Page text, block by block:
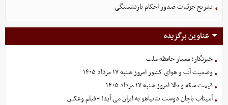
تشریح جزئیات صدور احکام بازنشستگی
عناوین برگزیده
خبرنگار؛ معمار حافظه ملت
وضعیت آب و هوای کشور امروز شنبه ۱۷ مرداد ۱۴۰۵
قیمت سکه و طلا امروز شنبه ۱۷ مرداد ۱۴۰۵
آمیتاب باچان دوست نتانیاهو به ایران می آید! +فیلم وعکس